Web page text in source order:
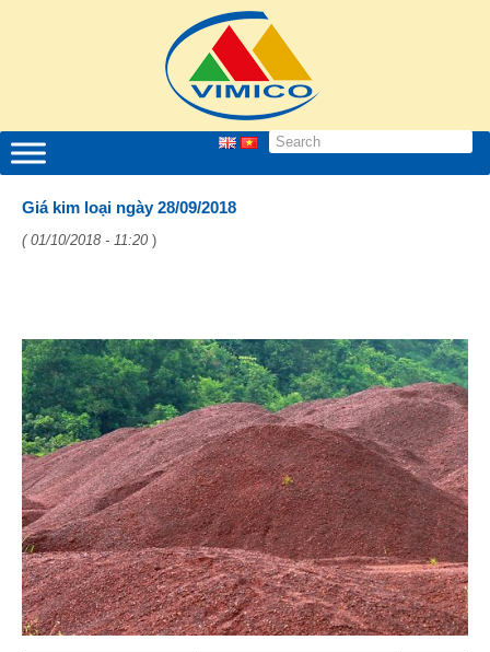
Giá kim loại ngày 28/09/2018
( 01/10/2018 - 11:20 )